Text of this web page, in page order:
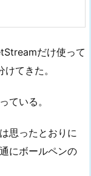
だけ使って
てきた。
ている。
思ったとおりに
にボールペンの